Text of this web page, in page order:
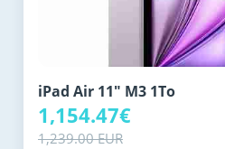
iPad Air 11" M3 1To
1,154.47€
1,239.00 EUR